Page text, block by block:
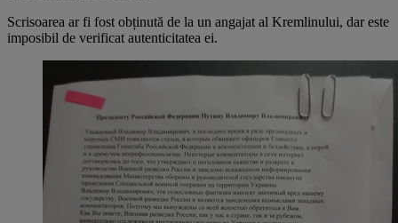
Scrisoarea ar fi fost obținută de la un angajat al Kremlinului, dar este
imposibil de verificat autenticitatea ei.